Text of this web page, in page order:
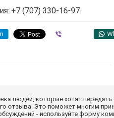
+7 (707) 330-16-97.
людей, которые хотят
отзыва. Это поможет многим
- используйте форму